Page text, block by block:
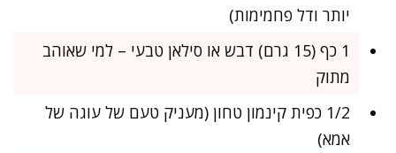
יותר ודל פחמימות)
1 כף (15 גרם) דבש או סילאן טבעי – למי שאוהב
מתוק
1/2 כפית קינמון טחון (מעניק טעם של עוגה של
אמא)